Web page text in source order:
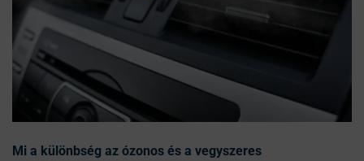
Mi a különbség az ózonos és a vegyszeres